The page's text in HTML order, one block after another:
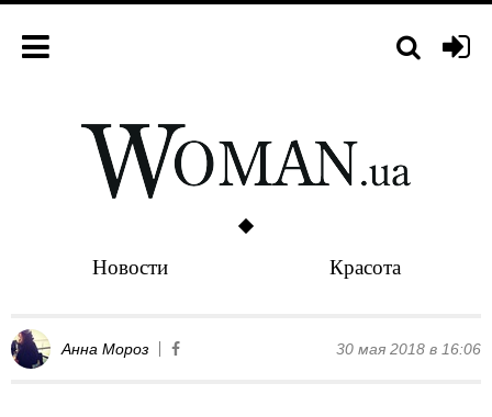
Новости Красота
Анна Мороз 30 мая 2018 в 16:06